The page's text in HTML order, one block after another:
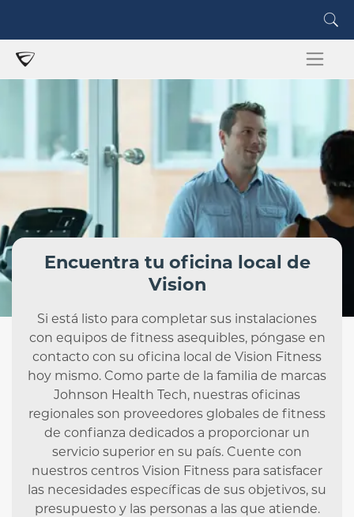
Encuentra tu oficina local de
Vision
Si está listo para completar sus instalaciones
con equipos de fitness asequibles, póngase en
contacto con su oficina local de Vision Fitness
hoy mismo. Como parte de la familia de marcas
Johnson Health Tech, nuestras oficinas
regionales son proveedores globales de fitness
de confianza dedicados a proporcionar un
servicio superior en su país. Cuente con
nuestros centros Vision Fitness para satisfacer
las necesidades específicas de sus objetivos, su
presupuesto y las personas a las que atiende.